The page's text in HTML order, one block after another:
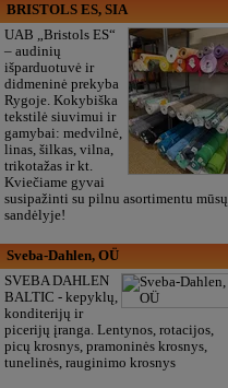
BRISTOLS ES, SIA
UAB „Bristols ES“
– audinių
išparduotuvė ir
didmeninė prekyba
Rygoje. Kokybiška
tekstilė siuvimui ir
gamybai: medvilnė,
linas, šilkas, vilna,
trikotažas ir kt.
Kviečiame gyvai
susipažinti su pilnu asortimentu mūsų
sandėlyje!
Sveba-Dahlen, OÜ
SVEBA DAHLEN
BALTIC - kepyklų,
konditerijų ir
picerijų įranga. Lentynos, rotacijos,
picų krosnys, pramoninės krosnys,
tunelinės, rauginimo krosnys